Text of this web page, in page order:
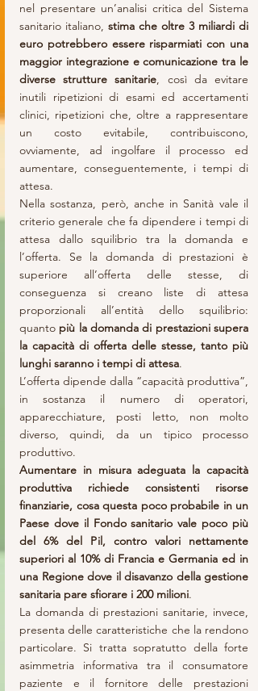
nel presentare un’analisi critica del Sistema
sanitario italiano, stima che oltre 3 miliardi di
euro potrebbero essere risparmiati con una
maggior integrazione e comunicazione tra le
diverse strutture sanitarie, così da evitare
inutili ripetizioni di esami ed accertamenti
clinici, ripetizioni che, oltre a rappresentare
un costo evitabile, contribuiscono,
ovviamente, ad ingolfare il processo ed
aumentare, conseguentemente, i tempi di
attesa.
Nella sostanza, però, anche in Sanità vale il
criterio generale che fa dipendere i tempi di
attesa dallo squilibrio tra la domanda e
l’offerta. Se la domanda di prestazioni è
superiore all’offerta delle stesse, di
conseguenza si creano liste di attesa
proporzionali all’entità dello squilibrio:
quanto più la domanda di prestazioni supera
la capacità di offerta delle stesse, tanto più
lunghi saranno i tempi di attesa.
L’offerta dipende dalla “capacità produttiva”,
in sostanza il numero di operatori,
apparecchiature, posti letto, non molto
diverso, quindi, da un tipico processo
produttivo.
Aumentare in misura adeguata la capacità
produttiva richiede consistenti risorse
finanziarie, cosa questa poco probabile in un
Paese dove il Fondo sanitario vale poco più
del 6% del Pil, contro valori nettamente
superiori al 10% di Francia e Germania ed in
una Regione dove il disavanzo della gestione
sanitaria pare sfiorare i 200 milioni.
La domanda di prestazioni sanitarie, invece,
presenta delle caratteristiche che la rendono
particolare. Si tratta sopratutto della forte
asimmetria informativa tra il consumatore
paziente e il fornitore delle prestazioni